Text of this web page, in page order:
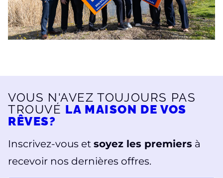
VOUS N'AVEZ TOUJOURS PAS
TROUVÉ LA MAISON DE VOS
RÊVES?
Inscrivez-vous et soyez les premiers à
recevoir nos dernières offres.